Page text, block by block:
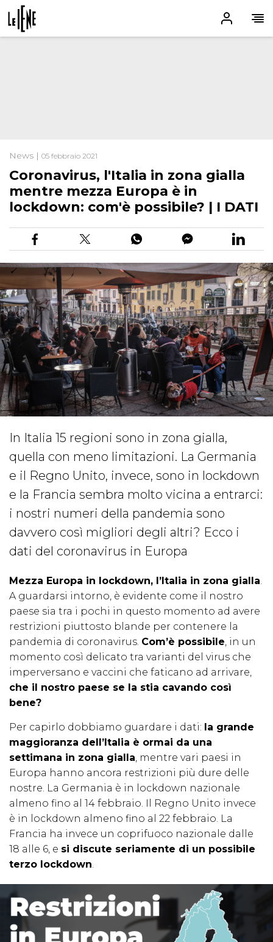
News | 05 febbraio 2021
Coronavirus, l'Italia in zona gialla
mentre mezza Europa è in
lockdown: com'è possibile? | I DATI
In Italia 15 regioni sono in zona gialla,
quella con meno limitazioni. La Germania
e il Regno Unito, invece, sono in lockdown
e la Francia sembra molto vicina a entrarci:
i nostri numeri della pandemia sono
davvero così migliori degli altri? Ecco i
dati del coronavirus in Europa
Mezza Europa in lockdown, l’Italia in zona gialla.
A guardarsi intorno, è evidente come il nostro
paese sia tra i pochi in questo momento ad avere
restrizioni piuttosto blande per contenere la
pandemia di coronavirus. Com’è possibile, in un
momento così delicato tra varianti del virus che
imperversano e vaccini che faticano ad arrivare,
che il nostro paese se la stia cavando così
bene?
Per capirlo dobbiamo guardare i dati: la grande
maggioranza dell’Italia è ormai da una
settimana in zona gialla, mentre vari paesi in
Europa hanno ancora restrizioni più dure delle
nostre. La Germania è in lockdown nazionale
almeno fino al 14 febbraio. Il Regno Unito invece
è in lockdown almeno fino al 22 febbraio. La
Francia ha invece un coprifuoco nazionale dalle
18 alle 6, e si discute seriamente di un possibile
terzo lockdown.